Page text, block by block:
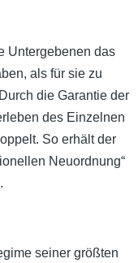
Untergebenen das
als für sie zu
die Garantie der
des Einzelnen
So erhält der
Neuordnung“
seiner größten